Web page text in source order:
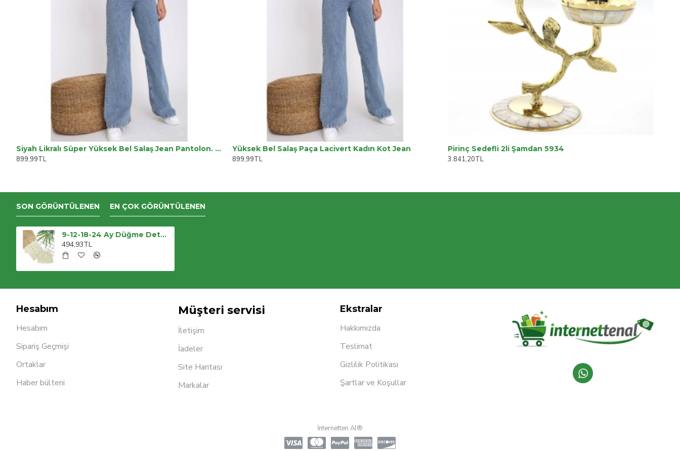
Siyah Likralı Süper Yüksek Bel Salaş Jean Pantolon. (süper Yüksek.) Wide Leg.
899,99TL
Yüksek Bel Salaş Paça Lacivert Kadın Kot Jean
899,99TL
Pirinç Sedefli 2li Şamdan 5934
3.841,20TL
SON GÖRÜNTÜLENEN EN ÇOK GÖRÜNTÜLENEN
9-12-18-24 Ay Düğme Detaylı Çizgili Müslin Kumaş Yazlık 2li Erkek Bebek Takımı
494,93TL
Hesabım
Hesabım
Sipariş Geçmişi
Ortaklar
Haber bülteni
Müşteri servisi
İletişim
İadeler
Site Haritası
Markalar
Ekstralar
Hakkımızda
Teslimat
Gizlilik Politikası
Şartlar ve Koşullar
İnternetten Al®